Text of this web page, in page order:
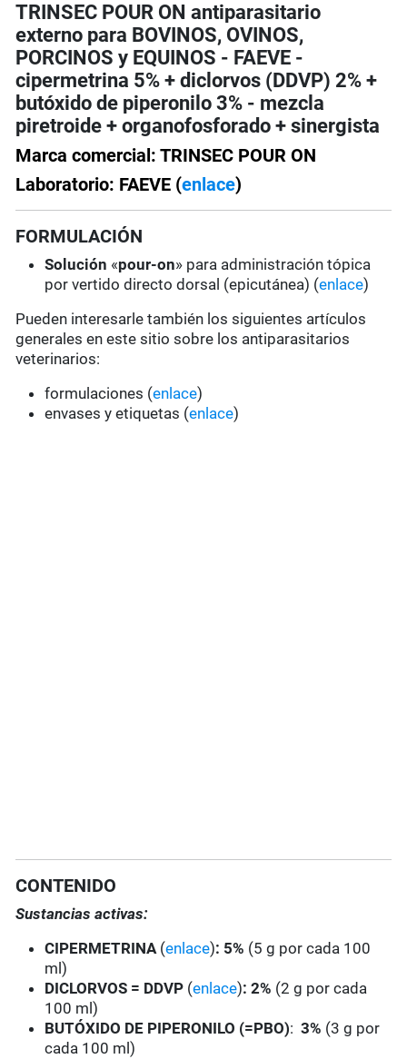
TRINSEC POUR ON antiparasitario
externo para BOVINOS, OVINOS,
PORCINOS y EQUINOS - FAEVE -
cipermetrina 5% + diclorvos (DDVP) 2% +
butóxido de piperonilo 3% - mezcla
piretroide + organofosforado + sinergista
Marca comercial: TRINSEC POUR ON
Laboratorio: FAEVE (enlace)
FORMULACIÓN
Solución «pour-on» para administración tópica
por vertido directo dorsal (epicutánea) (enlace)
Pueden interesarle también los siguientes artículos
generales en este sitio sobre los antiparasitarios
veterinarios:
formulaciones (enlace)
envases y etiquetas (enlace)
CONTENIDO
Sustancias activas:
CIPERMETRINA (enlace): 5% (5 g por cada 100
ml)
DICLORVOS = DDVP (enlace): 2% (2 g por cada
100 ml)
BUTÓXIDO DE PIPERONILO (=PBO):3% (3 g por
cada 100 ml)